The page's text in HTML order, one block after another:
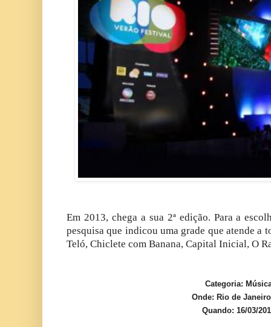
Em 2013, chega a sua 2ª edição. Para a
pesquisa que indicou uma grade que atende a
Teló, Chiclete com Banana, Capital Inicial, O
Categoria:
Onde: Rio de
Quando: 16/03/